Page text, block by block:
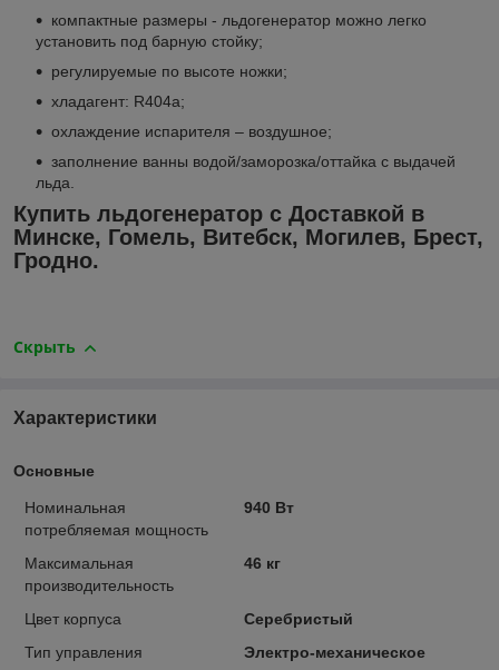
компактные размеры - льдогенератор можно легко
установить под барную стойку;
регулируемые по высоте ножки;
хладагент: R404a;
охлаждение испарителя – воздушное;
заполнение ванны водой/заморозка/оттайка с выдачей
льда.
Купить льдогенератор с Доставкой в
Минске, Гомель, Витебск, Могилев, Брест,
Гродно.
Скрыть
Характеристики
Основные
Номинальная
потребляемая мощность
940 Вт
Максимальная
производительность
46 кг
Цвет корпуса
Серебристый
Тип управления
Электро-механическое